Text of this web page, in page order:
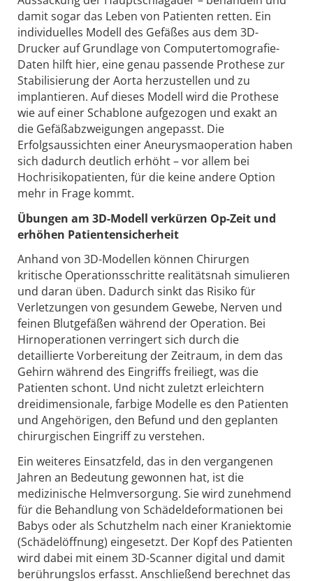
damit sogar das Leben von Patienten retten. Ein
individuelles Modell des Gefäßes aus dem 3D-
Drucker auf Grundlage von Computertomografie-
Daten hilft hier, eine genau passende Prothese zur
Stabilisierung der Aorta herzustellen und zu
implantieren. Auf dieses Modell wird die Prothese
wie auf einer Schablone aufgezogen und exakt an
die Gefäßabzweigungen angepasst. Die
Erfolgsaussichten einer Aneurysmaoperation haben
sich dadurch deutlich erhöht – vor allem bei
Hochrisikopatienten, für die keine andere Option
mehr in Frage kommt.
Übungen am 3D-Modell verkürzen Op-Zeit und
erhöhen Patientensicherheit
Anhand von 3D-Modellen können Chirurgen
kritische Operationsschritte realitätsnah simulieren
und daran üben. Dadurch sinkt das Risiko für
Verletzungen von gesundem Gewebe, Nerven und
feinen Blutgefäßen während der Operation. Bei
Hirnoperationen verringert sich durch die
detaillierte Vorbereitung der Zeitraum, in dem das
Gehirn während des Eingriffs freiliegt, was die
Patienten schont. Und nicht zuletzt erleichtern
dreidimensionale, farbige Modelle es den Patienten
und Angehörigen, den Befund und den geplanten
chirurgischen Eingriff zu verstehen.
Ein weiteres Einsatzfeld, das in den vergangenen
Jahren an Bedeutung gewonnen hat, ist die
medizinische Helmversorgung. Sie wird zunehmend
für die Behandlung von Schädeldeformationen bei
Babys oder als Schutzhelm nach einer Kraniektomie
(Schädelöffnung) eingesetzt. Der Kopf des Patienten
wird dabei mit einem 3D-Scanner digital und damit
berührungslos erfasst. Anschließend berechnet das